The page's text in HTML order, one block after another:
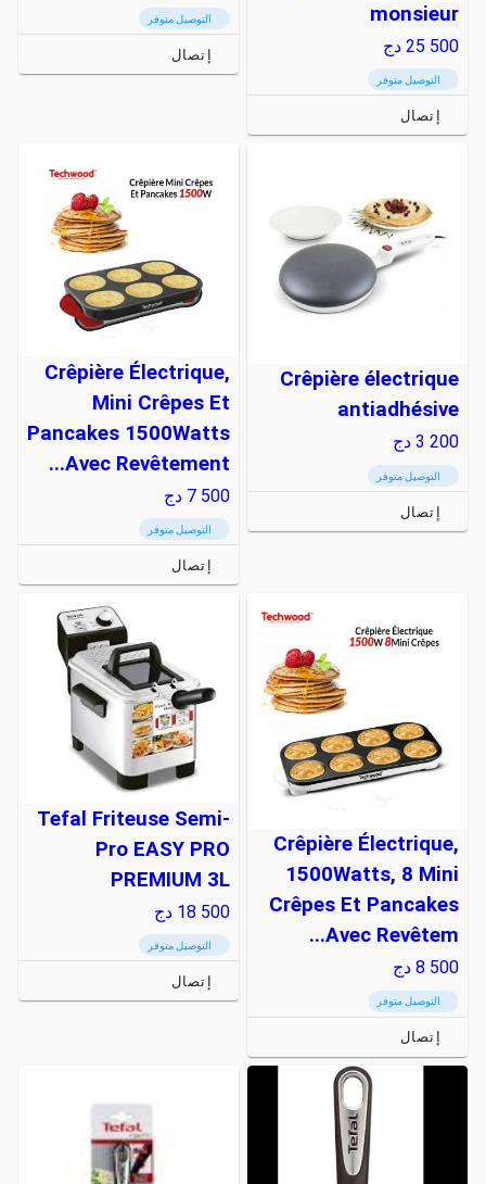
monsieur
25 500 دج
التوصيل متوفر
إتصال
التوصيل متوفر
إتصال
Crêpière électrique
antiadhésive
3 200 دج
التوصيل متوفر
إتصال
Crêpière Électrique,
Mini Crêpes Et
Pancakes 1500Watts
Avec Revêtement...
7 500 دج
التوصيل متوفر
إتصال
Crêpière Électrique,
1500Watts, 8 Mini
Crêpes Et Pancakes
Avec Revêtem...
8 500 دج
التوصيل متوفر
إتصال
Tefal Friteuse Semi-
Pro EASY PRO
PREMIUM 3L
18 500 دج
التوصيل متوفر
إتصال